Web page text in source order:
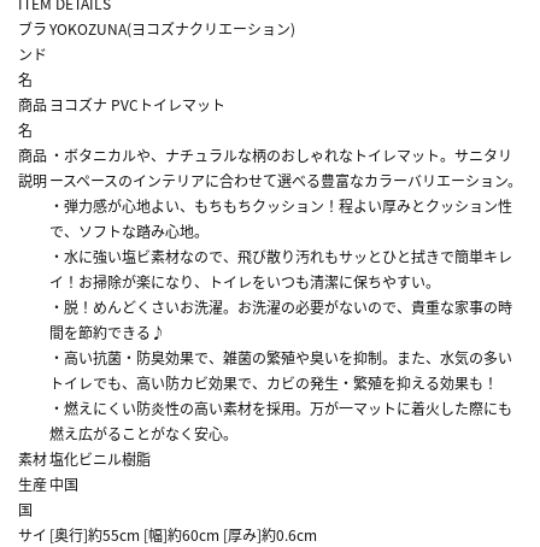
ブラ
ンド
名
YOKOZUNA(ヨコズナクリエーション)
商品
名
ヨコズナ PVCトイレマット
商品
説明
・ボタニカルや、ナチュラルな柄のおしゃれなトイレマット。サニタリ
ースペースのインテリアに合わせて選べる豊富なカラーバリエーション。
・弾力感が心地よい、もちもちクッション！程よい厚みとクッション性
で、ソフトな踏み心地。
・水に強い塩ビ素材なので、飛び散り汚れもサッとひと拭きで簡単キレ
イ！お掃除が楽になり、トイレをいつも清潔に保ちやすい。
・脱！めんどくさいお洗濯。お洗濯の必要がないので、貴重な家事の時
間を節約できる♪
・高い抗菌・防臭効果で、雑菌の繁殖や臭いを抑制。また、水気の多い
トイレでも、高い防カビ効果で、カビの発生・繁殖を抑える効果も！
・燃えにくい防炎性の高い素材を採用。万が一マットに着火した際にも
燃え広がることがなく安心。
素材塩化ビニル樹脂
生産
国
中国
サイ [奥行]約55cm [幅]約60cm [厚み]約0.6cm